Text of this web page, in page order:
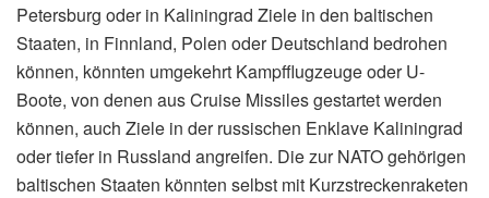
Petersburg oder in Kaliningrad Ziele in den baltischen
Staaten, in Finnland, Polen oder Deutschland bedrohen
können, könnten umgekehrt Kampfflugzeuge oder U-
Boote, von denen aus Cruise Missiles gestartet werden
können, auch Ziele in der russischen Enklave Kaliningrad
oder tiefer in Russland angreifen. Die zur NATO gehörigen
baltischen Staaten könnten selbst mit Kurzstreckenraketen